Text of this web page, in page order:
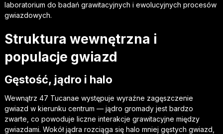
laboratorium do badań grawitacyjnych i ewolucyjnych procesów
gwiazdowych.
Struktura wewnętrzna i
populacje gwiazd
Gęstość, jądro i halo
Wewnątrz 47 Tucanae występuje wyraźne zagęszczenie
gwiazd w kierunku centrum — jądro gromady jest bardzo
zwarte, co powoduje liczne interakcje grawitacyjne między
gwiazdami. Wokół jądra rozciąga się halo mniej gęstych gwiazd,